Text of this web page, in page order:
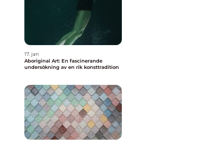
17. jan
Aboriginal Art: En fascinerande
undersökning av en rik konsttradition